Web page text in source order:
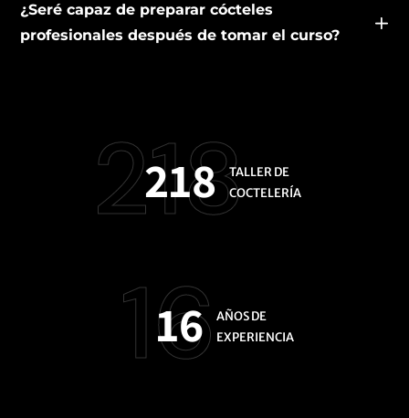
¿Seré capaz de preparar cócteles
profesionales después de tomar el curso?
218
218
TALLER DE
COCTELERÍA
16
16
AÑOS DE
EXPERIENCIA